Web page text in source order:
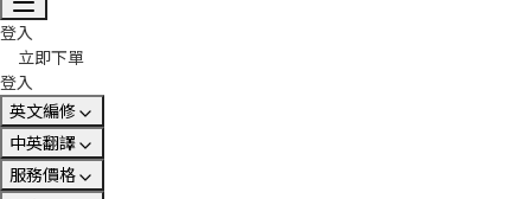
登入
立即下單
登入
英文編修
中英翻譯
服務價格